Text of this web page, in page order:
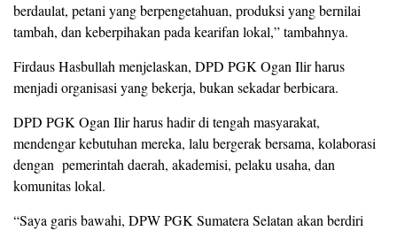
berdaulat, petani yang berpengetahuan, produksi yang bernilai
tambah, dan keberpihakan pada kearifan lokal,” tambahnya.
Firdaus Hasbullah menjelaskan, DPD PGK Ogan Ilir harus
menjadi organisasi yang bekerja, bukan sekadar berbicara.
DPD PGK Ogan Ilir harus hadir di tengah masyarakat,
mendengar kebutuhan mereka, lalu bergerak bersama, kolaborasi
dengan pemerintah daerah, akademisi, pelaku usaha, dan
komunitas lokal.
“Saya garis bawahi, DPW PGK Sumatera Selatan akan berdiri